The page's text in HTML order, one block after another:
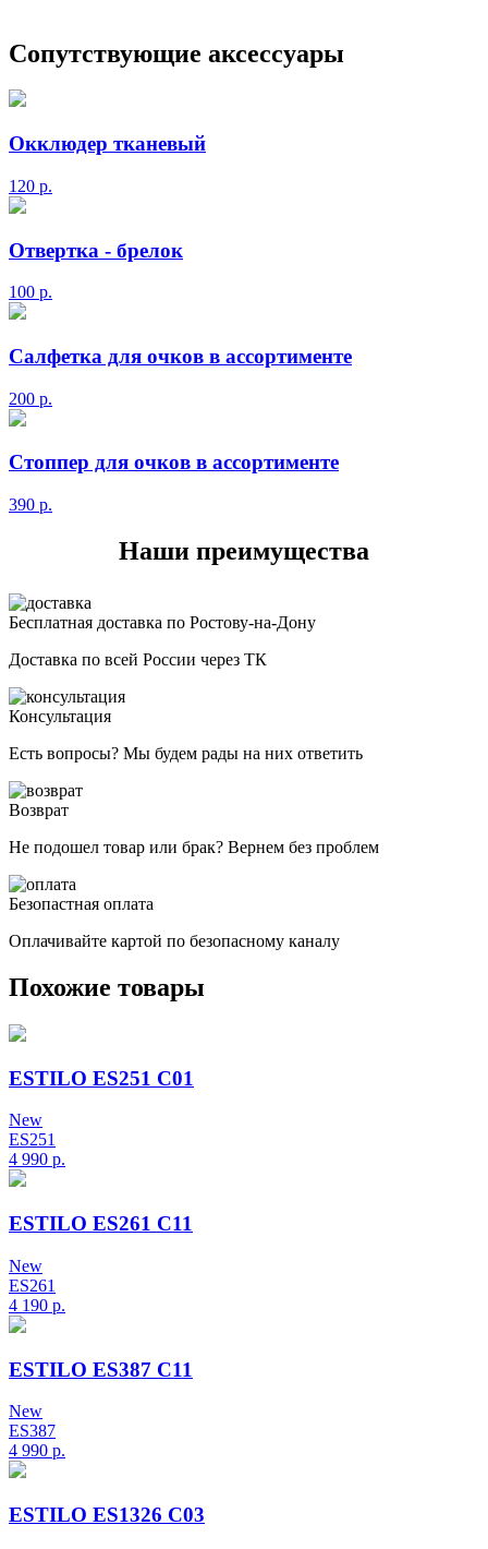
Сопутствующие аксессуары
Окклюдер тканевый
120 р.
Отвертка - брелок
100 р.
Салфетка для очков в ассортименте
200 р.
Стоппер для очков в ассортименте
390 р.
Наши преимущества
Бесплатная доставка по Ростову-на-Дону
Доставка по всей России через ТК
Консультация
Есть вопросы? Мы будем рады на них ответить
Возврат
Не подошел товар или брак? Вернем без проблем
Безопастная оплата
Оплачивайте картой по безопасному каналу
Похожие товары
ESTILO ES251 C01
New
ES251
4 990 р.
ESTILO ES261 C11
New
ES261
4 190 р.
ESTILO ES387 C11
New
ES387
4 990 р.
ESTILO ES1326 C03